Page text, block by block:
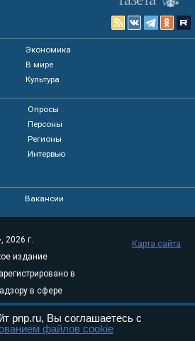
Экономика
В мире
Культура
Опросы
Персоны
Регионы
Интервью
Вакансии
2026 г.
издание
в
в сфере
и
05
Карта сайта
pnp.ru, Вы соглашаетесь с
файлов cookie